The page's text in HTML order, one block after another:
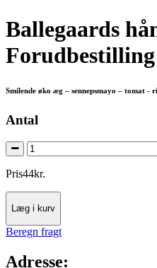
Ballegaards
Forudbestilling
Smilende øko æg – sennepsmayo – tomat -
Antal
Pris44kr.
Læg i kurv
Beregn fragt
Adresse: